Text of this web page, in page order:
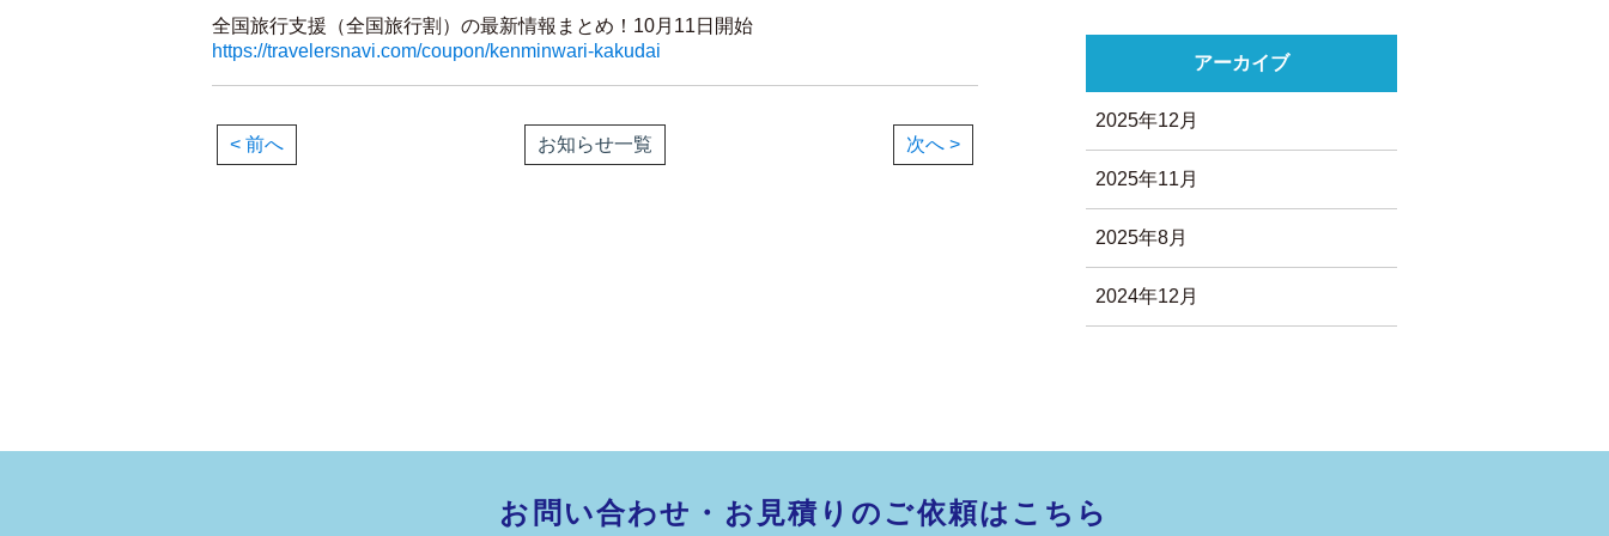
全国旅行支援（全国旅行割）の最新情報まとめ！10月11日開始
https://travelersnavi.com/coupon/kenminwari-kakudai
< 前へ お知らせ一覧 次へ >
アーカイブ
2025年12月
2025年11月
2025年8月
2024年12月
お問い合わせ・お見積りのご依頼はこちら